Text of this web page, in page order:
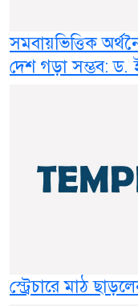
সমবায়ভিত্তিক
দেশ গড়া সম্ভব:
স্ট্রেচারে মাঠ